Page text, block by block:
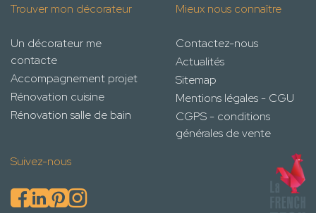
Trouver mon décorateur
Un décorateur me
contacte
Accompagnement projet
Rénovation cuisine
Rénovation salle de bain
Mieux nous connaître
Contactez-nous
Actualités
Sitemap
Mentions légales - CGU
CGPS - conditions
générales de vente
Suivez-nous